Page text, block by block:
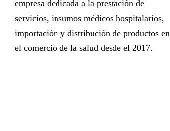
empresa dedicada a la prestación de
servicios, insumos médicos hospitalarios,
importación y distribución de productos en
el comercio de la salud desde el 2017.